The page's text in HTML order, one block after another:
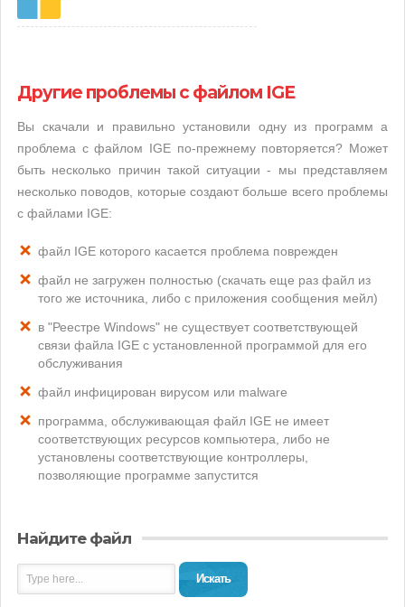
Другие проблемы с файлом IGE
Вы скачали и правильно установили одну из программ а
проблема с файлом IGE по-прежнему повторяется? Может
быть несколько причин такой ситуации - мы представляем
несколько поводов, которые создают больше всего проблемы
с файлами IGE:
файл IGE которого касается проблема поврежден
файл не загружен полностью (скачать еще раз файл из
того же источника, либо с приложения сообщения мейл)
в "Реестре Windows" не существует соответствующей
связи файла IGE с установленной программой для его
обслуживания
файл инфицирован вирусом или malware
программа, обслуживающая файл IGE не имеет
соответствующих ресурсов компьютера, либо не
установлены соответствующие контроллеры,
позволяющие программе запустится
Найдите файл
Искать